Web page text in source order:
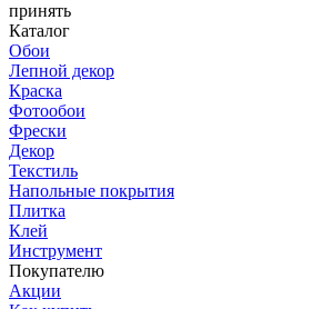
принять
Каталог
Обои
Лепной декор
Краска
Фотообои
Фрески
Декор
Текстиль
Напольные покрытия
Плитка
Клей
Инструмент
Покупателю
Акции